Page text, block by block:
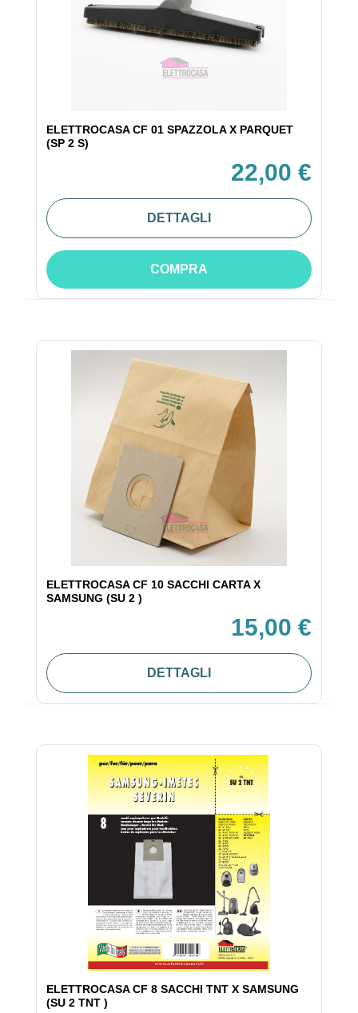
ELETTROCASA CF 01 SPAZZOLA X PARQUET
(SP 2 S)
22,00 €
DETTAGLI
COMPRA
ELETTROCASA CF 10 SACCHI CARTA X
SAMSUNG (SU 2 )
15,00 €
DETTAGLI
ELETTROCASA CF 8 SACCHI TNT X SAMSUNG
(SU 2 TNT )